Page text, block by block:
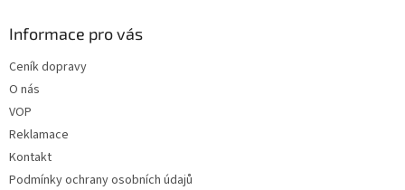
Informace pro vás
Ceník dopravy
O nás
VOP
Reklamace
Kontakt
Podmínky ochrany osobních údajů